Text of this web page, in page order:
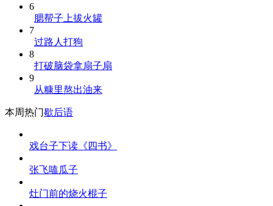
6
腮帮子上拔火罐
7
过路人打狗
8
打破脑袋拿扇子扇
9
从糠里熬出油来
本周热门歇后语
戏台子下读《四书》
张飞嗑瓜子
灶门前的烧火棍子